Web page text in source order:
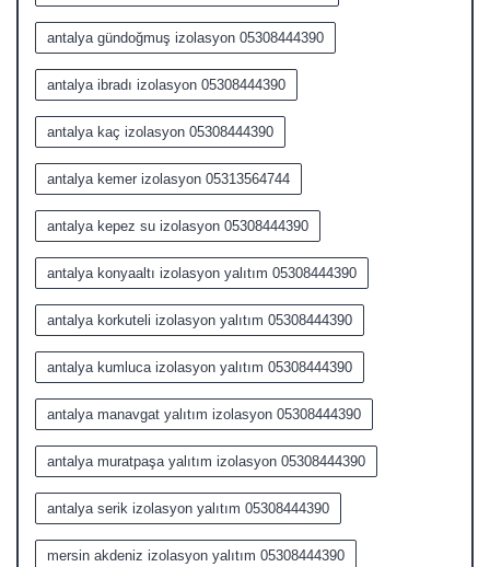
antalya gündoğmuş izolasyon 05308444390
antalya ibradı izolasyon 05308444390
antalya kaç izolasyon 05308444390
antalya kemer izolasyon 05313564744
antalya kepez su izolasyon 05308444390
antalya konyaaltı izolasyon yalıtım 05308444390
antalya korkuteli izolasyon yalıtım 05308444390
antalya kumluca izolasyon yalıtım 05308444390
antalya manavgat yalıtım izolasyon 05308444390
antalya muratpaşa yalıtım izolasyon 05308444390
antalya serik izolasyon yalıtım 05308444390
mersin akdeniz izolasyon yalıtım 05308444390